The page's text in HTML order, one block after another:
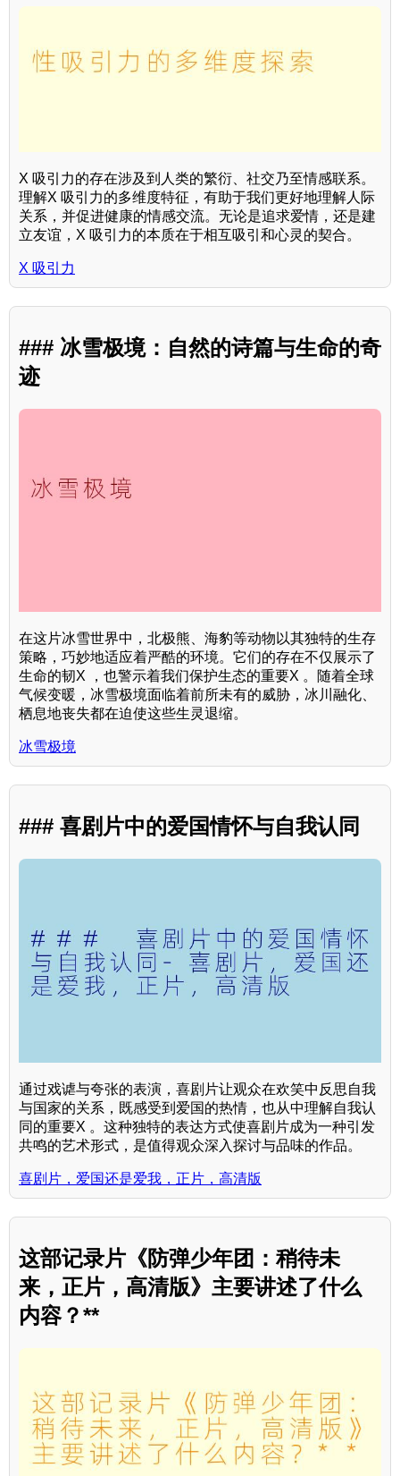
X 吸引力的存在涉及到人类的繁衍、社交乃至情感联系。
理解X 吸引力的多维度特征，有助于我们更好地理解人际
关系，并促进健康的情感交流。无论是追求爱情，还是建
立友谊，X 吸引力的本质在于相互吸引和心灵的契合。
X 吸引力
### 冰雪极境：自然的诗篇与生命的奇
迹
在这片冰雪世界中，北极熊、海豹等动物以其独特的生存
策略，巧妙地适应着严酷的环境。它们的存在不仅展示了
生命的韧X ，也警示着我们保护生态的重要X 。随着全球
气候变暖，冰雪极境面临着前所未有的威胁，冰川融化、
栖息地丧失都在迫使这些生灵退缩。
冰雪极境
### 喜剧片中的爱国情怀与自我认同
通过戏谑与夸张的表演，喜剧片让观众在欢笑中反思自我
与国家的关系，既感受到爱国的热情，也从中理解自我认
同的重要X 。这种独特的表达方式使喜剧片成为一种引发
共鸣的艺术形式，是值得观众深入探讨与品味的作品。
喜剧片，爱国还是爱我，正片，高清版
这部记录片《防弹少年团：稍待未
来，正片，高清版》主要讲述了什么
内容？**